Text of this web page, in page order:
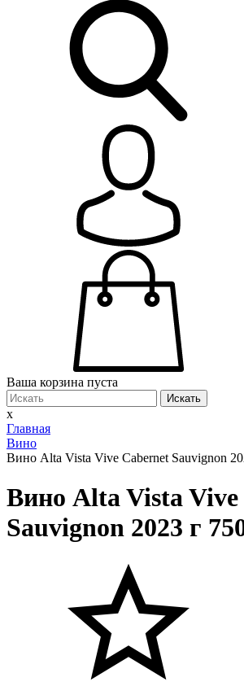
Ваша корзина пуста
Искать
x
Главная
Вино
Вино Alta Vista Vive Cabernet Sauvignon
Вино Alta Vista
Sauvignon 2023 г